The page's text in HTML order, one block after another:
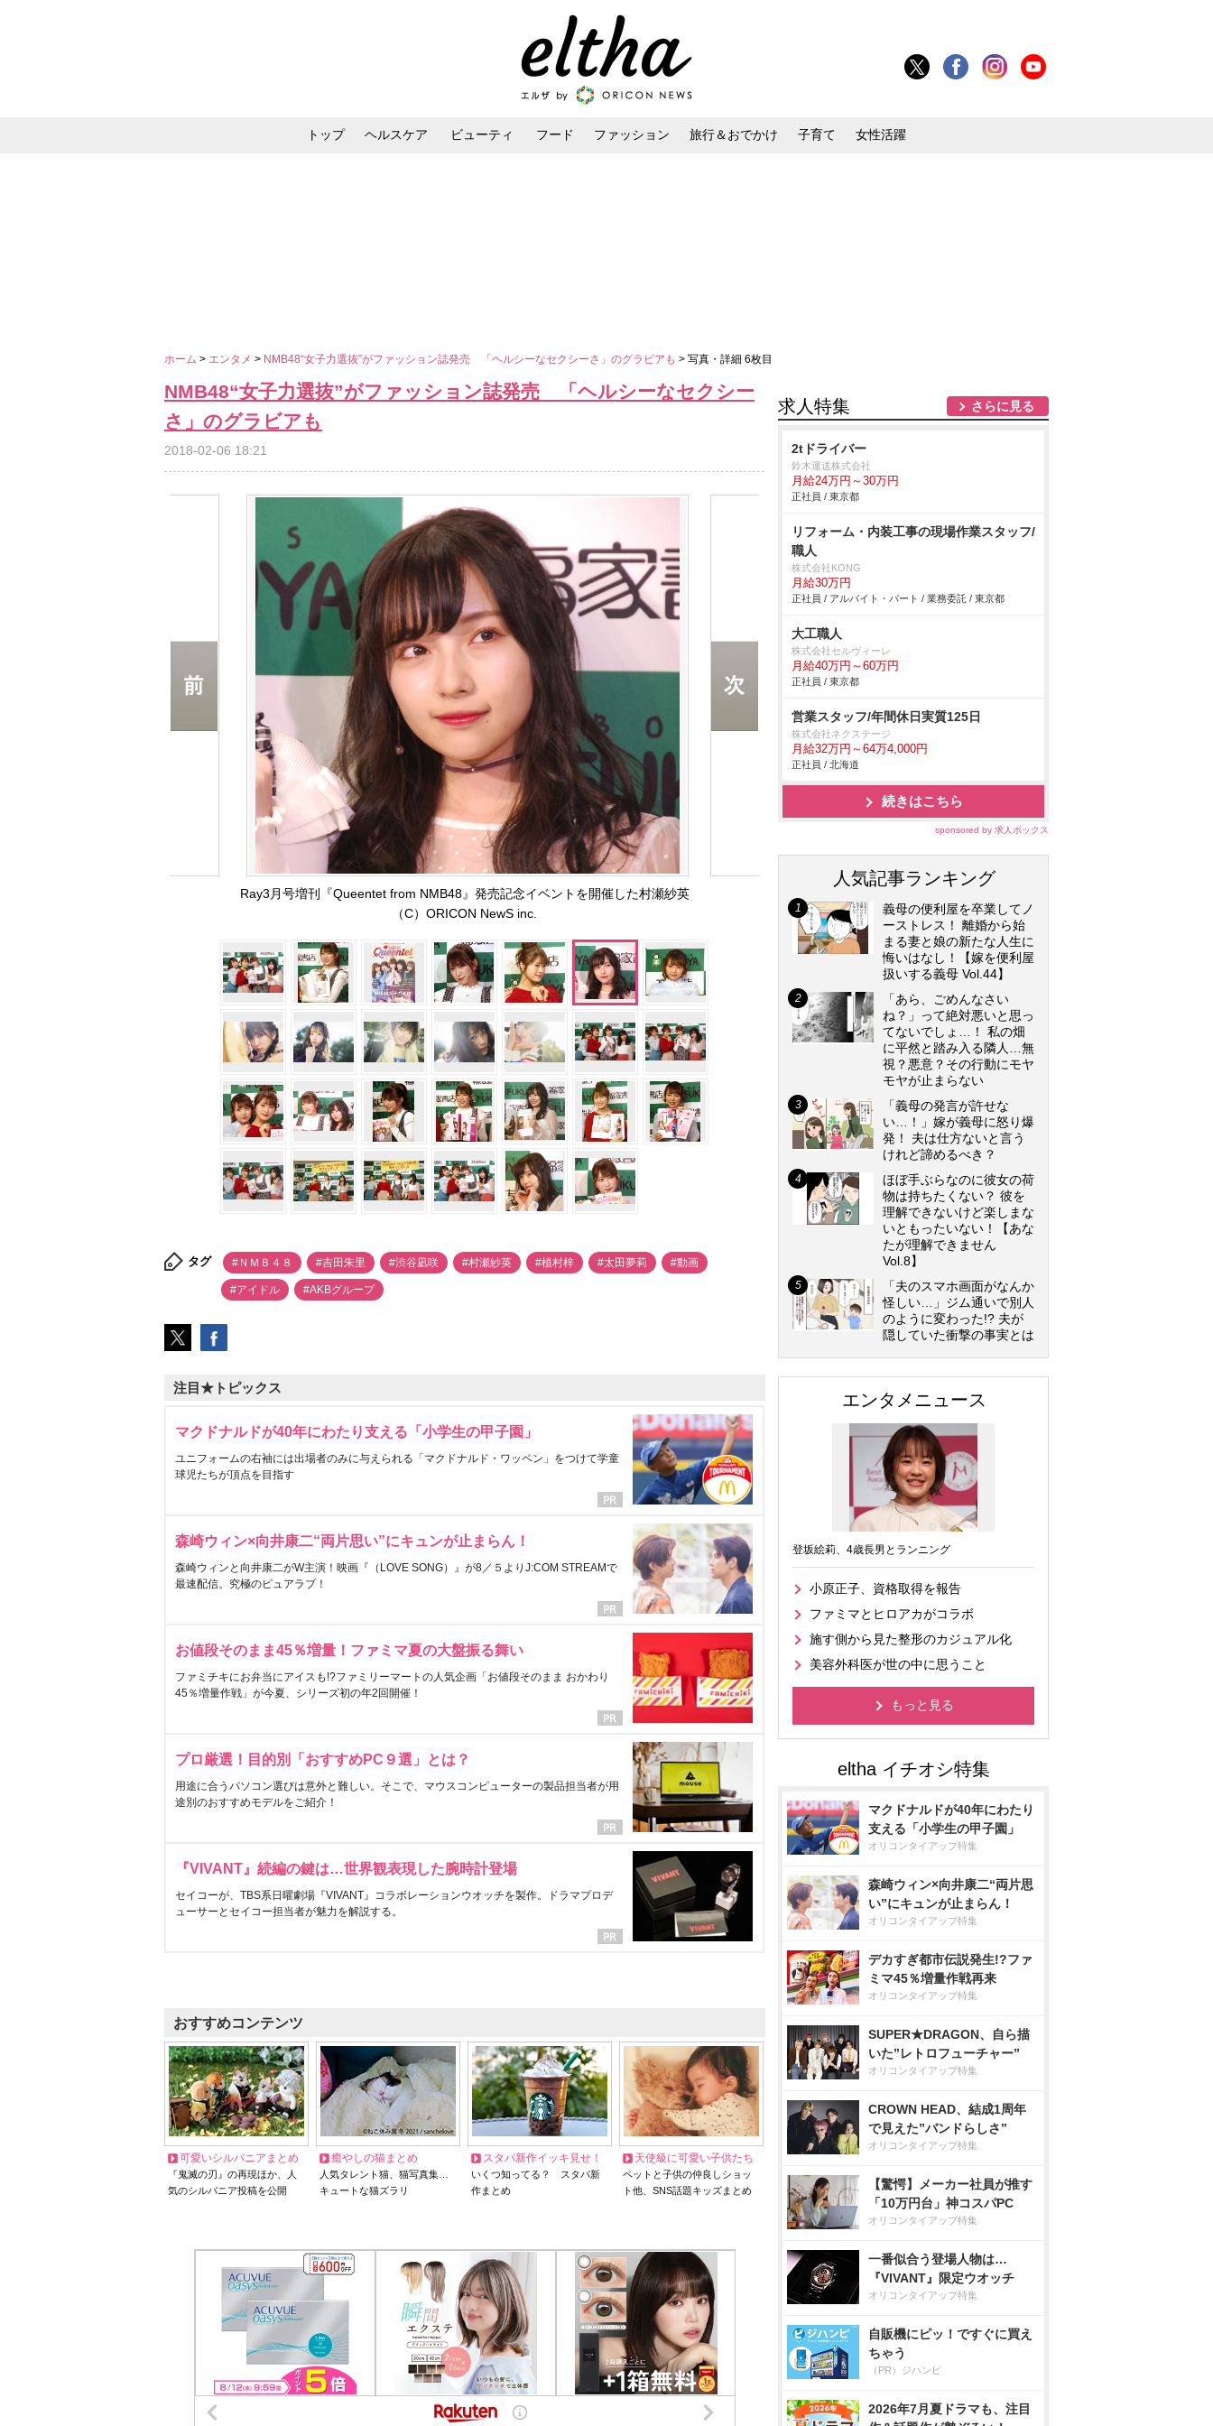
トップ ヘルスケア ビューティ フード ファッション 旅行＆おでかけ 子育て 女性活躍
ホーム > エンタメ > NMB48“女子力選抜”がファッション誌発売 「ヘルシーなセクシーさ」のグラビアも > 写真・詳細 6枚目
NMB48“女子力選抜”がファッション誌発売 「ヘルシーなセクシー
さ」のグラビアも
2018-02-06 18:21
Ray3月号増刊『Queentet from NMB48』発売記念イベントを開催した村瀬紗英
（C）ORICON NewS inc.
タグ #ＮＭＢ４８ #吉田朱里 #渋谷凪咲 #村瀬紗英 #植村梓 #太田夢莉 #動画
#アイドル #AKBグループ
注目★トピックス
マクドナルドが40年にわたり支える「小学生の甲子園」
ユニフォームの右袖には出場者のみに与えられる「マクドナルド・ワッペン」をつけて学童
球児たちが頂点を目指す
森崎ウィン×向井康二“両片思い”にキュンが止まらん！
森崎ウィンと向井康二がW主演！映画『（LOVE SONG）』が8／５よりJ:COM STREAMで
最速配信。究極のピュアラブ！
お値段そのまま45％増量！ファミマ夏の大盤振る舞い
ファミチキにお弁当にアイスも!?ファミリーマートの人気企画「お値段そのまま おかわり
45％増量作戦」が今夏、シリーズ初の年2回開催！
プロ厳選！目的別「おすすめPC９選」とは？
用途に合うパソコン選びは意外と難しい。そこで、マウスコンピューターの製品担当者が用
途別のおすすめモデルをご紹介！
『VIVANT』続編の鍵は…世界観表現した腕時計登場
セイコーが、TBS系日曜劇場『VIVANT』コラボレーションウオッチを製作。ドラマプロデ
ューサーとセイコー担当者が魅力を解説する。
おすすめコンテンツ
可愛いシルバニアまとめ
『鬼滅の刃』の再現ほか、人
気のシルバニア投稿を公開
癒やしの猫まとめ
人気タレント猫、猫写真集…
キュートな猫ズラリ
スタバ新作イッキ見せ！
いくつ知ってる？ スタバ新
作まとめ
天使級に可愛い子供たち
ペットと子供の仲良しショッ
ト他、SNS話題キッズまとめ
求人特集 さらに見る
2tドライバー
鈴木運送株式会社
月給24万円～30万円
正社員 / 東京都
リフォーム・内装工事の現場作業スタッフ/
職人
株式会社KONG
月給30万円
正社員 / アルバイト・パート / 業務委託 / 東京都
大工職人
株式会社セルヴィーレ
月給40万円～60万円
正社員 / 東京都
営業スタッフ/年間休日実質125日
株式会社ネクステージ
月給32万円～64万4,000円
正社員 / 北海道
続きはこちら
sponsored by 求人ボックス
人気記事ランキング
義母の便利屋を卒業してノ
ーストレス！ 離婚から始
まる妻と娘の新たな人生に
悔いはなし！【嫁を便利屋
扱いする義母 Vol.44】
「あら、ごめんなさい
ね？」って絶対悪いと思っ
てないでしょ…！ 私の畑
に平然と踏み入る隣人…無
視？悪意？その行動にモヤ
モヤが止まらない
「義母の発言が許せな
い…！」嫁が義母に怒り爆
発！ 夫は仕方ないと言う
けれど諦めるべき？
ほぼ手ぶらなのに彼女の荷
物は持ちたくない？ 彼を
理解できないけど楽しまな
いともったいない！【あな
たが理解できません
Vol.8】
「夫のスマホ画面がなんか
怪しい…」ジム通いで別人
のように変わった!? 夫が
隠していた衝撃の事実とは
エンタメニュース
登坂絵莉、4歳長男とランニング
小原正子、資格取得を報告
ファミマとヒロアカがコラボ
施す側から見た整形のカジュアル化
美容外科医が世の中に思うこと
もっと見る
マクドナルドが40年にわたり
支える「小学生の甲子園」
オリコンタイアップ特集
森崎ウィン×向井康二“両片思
い”にキュンが止まらん！
オリコンタイアップ特集
デカすぎ都市伝説発生!?ファ
ミマ45％増量作戦再来
オリコンタイアップ特集
SUPER★DRAGON、自ら描
いた”レトロフューチャー”
オリコンタイアップ特集
CROWN HEAD、結成1周年
で見えた”バンドらしさ”
オリコンタイアップ特集
【驚愕】メーカー社員が推す
「10万円台」神コスパPC
オリコンタイアップ特集
一番似合う登場人物は…
『VIVANT』限定ウオッチ
オリコンタイアップ特集
自販機にピッ！ですぐに買え
ちゃう
（PR）ジハンピ
2026年7月夏ドラマも、注目